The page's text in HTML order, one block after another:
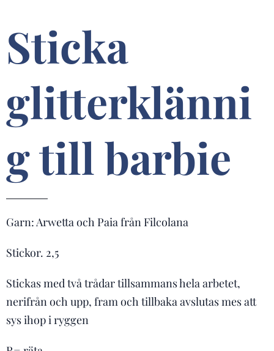
Sticka
glitterklänni
g till barbie
Garn: Arwetta och Paia från Filcolana
Stickor. 2,5
Stickas med två trådar tillsammans hela arbetet,
nerifrån och upp, fram och tillbaka avslutas mes att
sys ihop i ryggen